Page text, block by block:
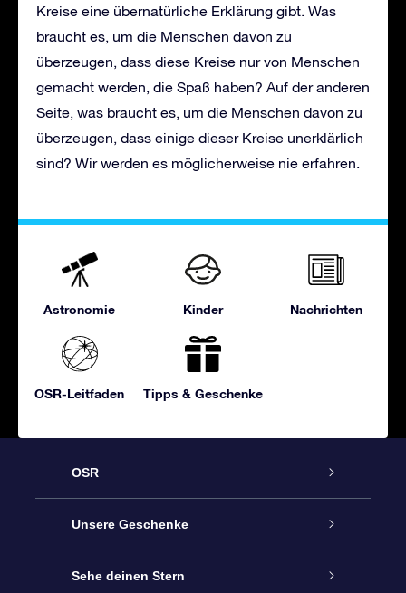
Kreise eine übernatürliche Erklärung gibt. Was
braucht es, um die Menschen davon zu
überzeugen, dass diese Kreise nur von Menschen
gemacht werden, die Spaß haben? Auf der anderen
Seite, was braucht es, um die Menschen davon zu
überzeugen, dass einige dieser Kreise unerklärlich
sind? Wir werden es möglicherweise nie erfahren.
Astronomie Kinder Nachrichten
OSR-Leitfaden Tipps & Geschenke
OSR
Service
Kontakt
Unsere Geschenke
Sterne schenken
Sehe deinen Stern